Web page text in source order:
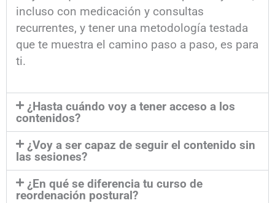
incluso con medicación y consultas
recurrentes, y tener una metodología testada
que te muestra el camino paso a paso, es para
ti.
¿Hasta cuándo voy a tener acceso a los
contenidos?
¿Voy a ser capaz de seguir el contenido sin
las sesiones?
¿En qué se diferencia tu curso de
reordenación postural?